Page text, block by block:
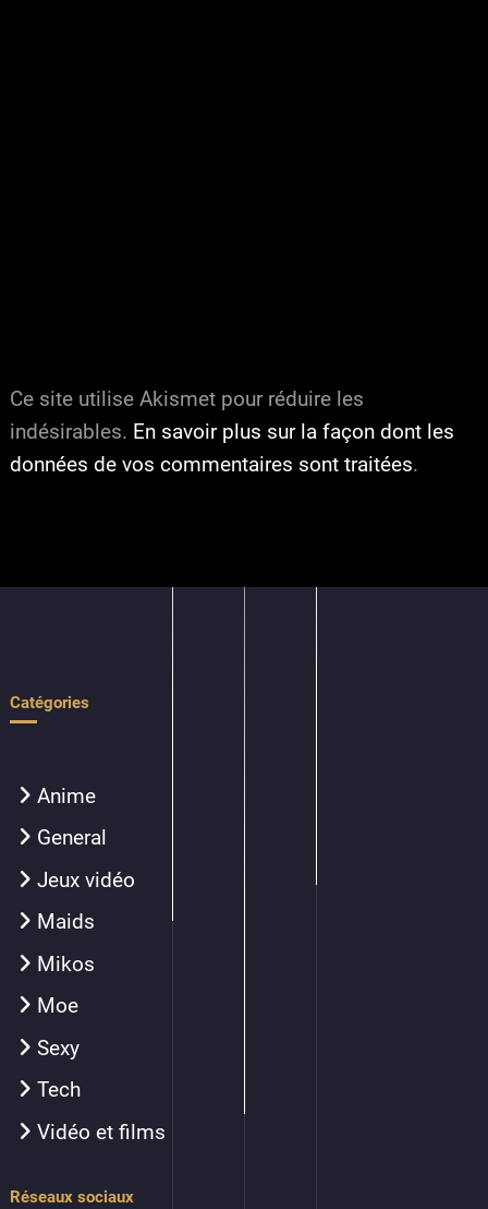
Ce site utilise Akismet pour réduire les
indésirables. En savoir plus sur la façon dont les
données de vos commentaires sont traitées.
Catégories
Anime
General
Jeux vidéo
Maids
Mikos
Moe
Sexy
Tech
Vidéo et films
Réseaux sociaux